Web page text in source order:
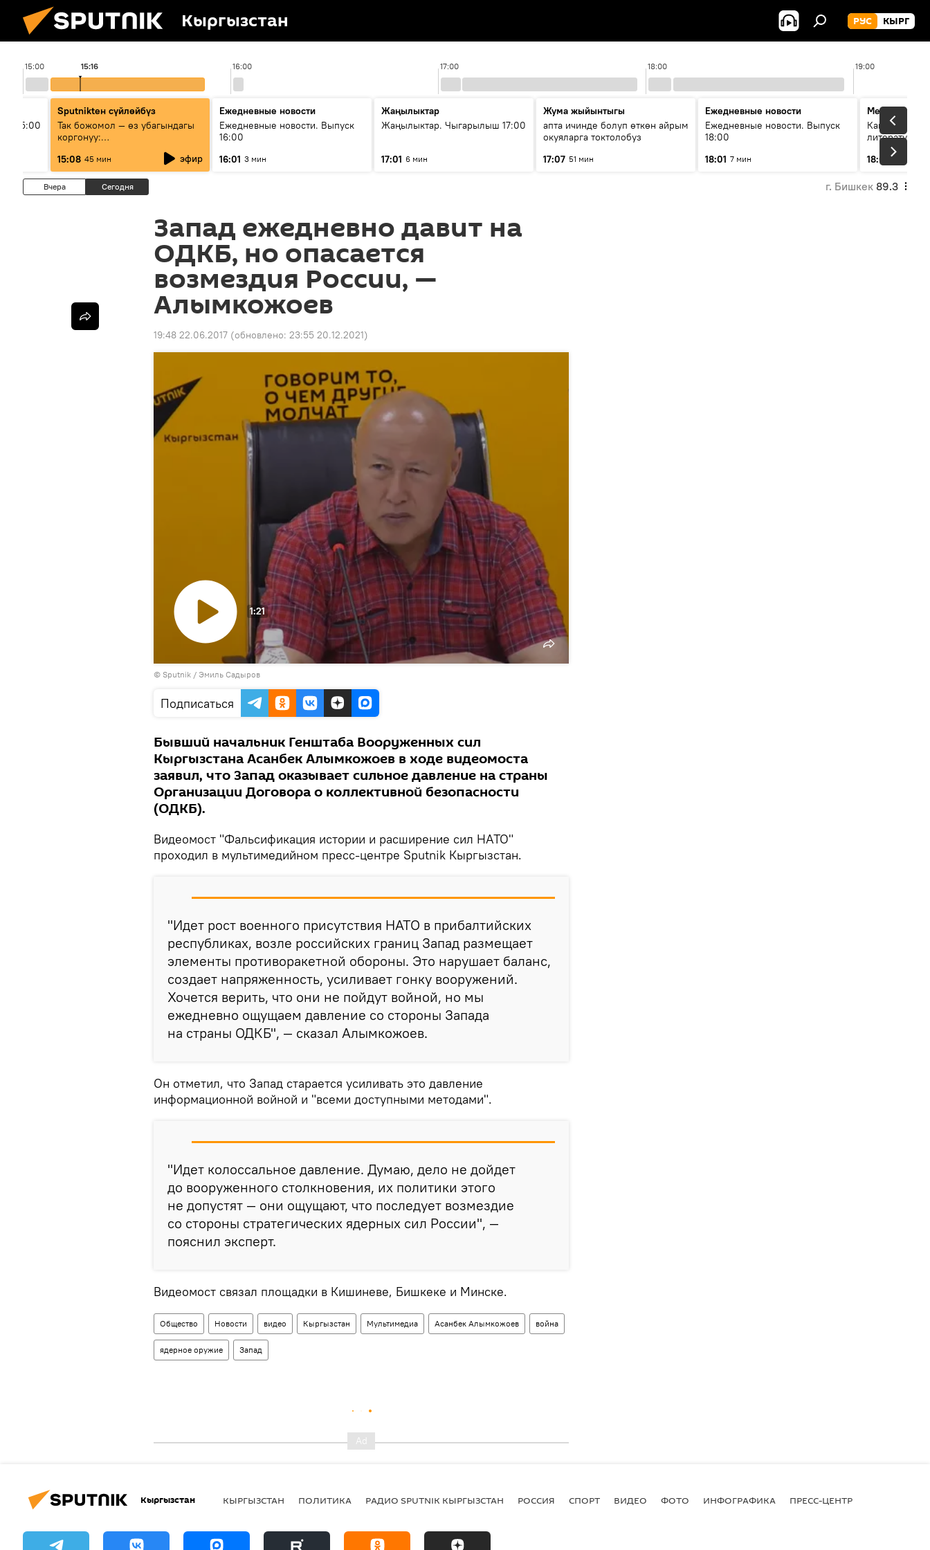
Кыргызстан РУС КЫРГ
15:00 16:00 17:00 18:00 19:00
15:16
15:00
Sputnikteн сүйлөйбүз
Так божомол — өз убагындагы
коргонуу:
гидрометеорологиялык кызмат
кантип өркүндөтүлүүдө
15:08 45 мин эфир
Ежедневные новости
Ежедневные новости. Выпуск
16:00
16:01 3 мин
Жаңылыктар
Жаңылыктар. Чыгарылыш 17:00
17:01 6 мин
Жума жыйынтыгы
апта ичинде болуп өткөн айрым
окуяларга токтолобуз
17:07 51 мин
Ежедневные новости
Ежедневные новости. Выпуск
18:00
18:01 7 мин
Между строк
Как кошки
литературу
18:08
Вчера Сегодня г. Бишкек 89.3
Запад ежедневно давит на
ОДКБ, но опасается
возмездия России, —
Алымкожоев
19:48 22.06.2017 (обновлено: 23:55 20.12.2021)
Воспроизвести
видео
1:21
© Sputnik / Эмиль Садыров
Подписаться
Бывший начальник Генштаба Вооруженных сил
Кыргызстана Асанбек Алымкожоев в ходе видеомоста
заявил, что Запад оказывает сильное давление на страны
Организации Договора о коллективной безопасности
(ОДКБ).
Видеомост "Фальсификация истории и расширение сил НАТО"
проходил в мультимедийном пресс-центре Sputnik Кыргызстан.
"Идет рост военного присутствия НАТО в прибалтийских
республиках, возле российских границ Запад размещает
элементы противоракетной обороны. Это нарушает баланс,
создает напряженность, усиливает гонку вооружений.
Хочется верить, что они не пойдут войной, но мы
ежедневно ощущаем давление со стороны Запада
на страны ОДКБ", — сказал Алымкожоев.
Он отметил, что Запад старается усиливать это давление
информационной войной и "всеми доступными методами".
"Идет колоссальное давление. Думаю, дело не дойдет
до вооруженного столкновения, их политики этого
не допустят — они ощущают, что последует возмездие
со стороны стратегических ядерных сил России", —
пояснил эксперт.
Видеомост связал площадки в Кишиневе, Бишкеке и Минске.
Общество Новости видео Кыргызстан Мультимедиа Асанбек Алымкожоев война
ядерное оружие Запад
Кыргызстан КЫРГЫЗСТАН ПОЛИТИКА РАДИО SPUTNIK КЫРГЫЗСТАН РОССИЯ СПОРТ ВИДЕО ФОТО ИНФОГРАФИКА ПРЕСС-ЦЕНТР